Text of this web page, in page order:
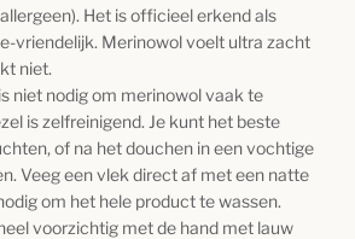
Het is officieel erkend als
vriendelijk. Merinowol voelt ultra zacht
niet.
niet nodig om merinowol vaak te
is zelfreinigend. Je kunt het beste
of na het douchen in een vochtige
Veeg een vlek direct af met een natte
om het hele product te wassen.
voorzichtig met de hand met lauw